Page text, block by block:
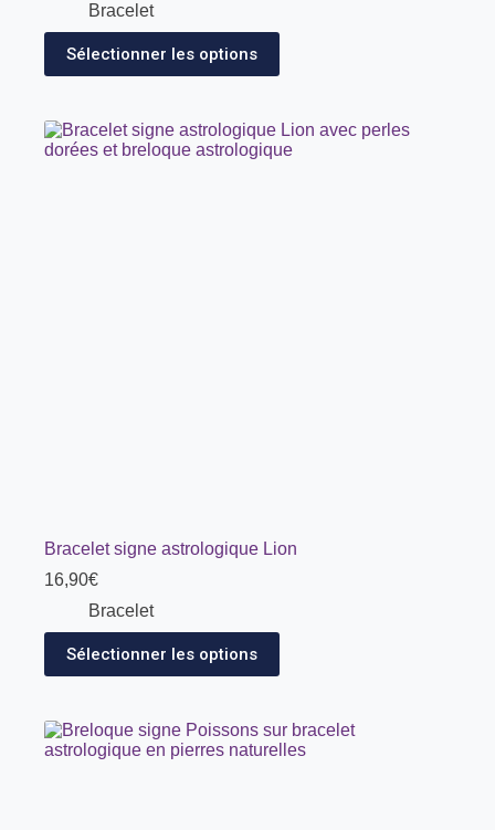
Bracelet
Sélectionner les options
Bracelet signe astrologique Lion
16,90€
Bracelet
Sélectionner les options